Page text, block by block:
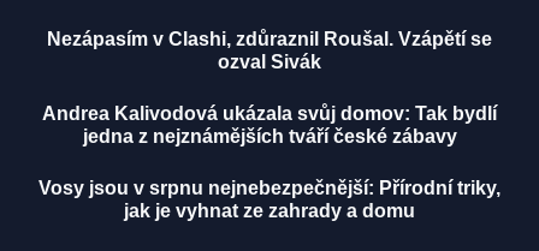
Nezápasím v Clashi, zdůraznil Roušal. Vzápětí se
ozval Sivák
Andrea Kalivodová ukázala svůj domov: Tak bydlí
jedna z nejznámějších tváří české zábavy
Vosy jsou v srpnu nejnebezpečnější: Přírodní triky,
jak je vyhnat ze zahrady a domu